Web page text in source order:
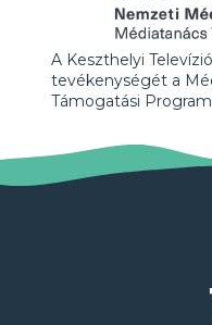
A Keszthelyi
tevékenységét a
Támogatási